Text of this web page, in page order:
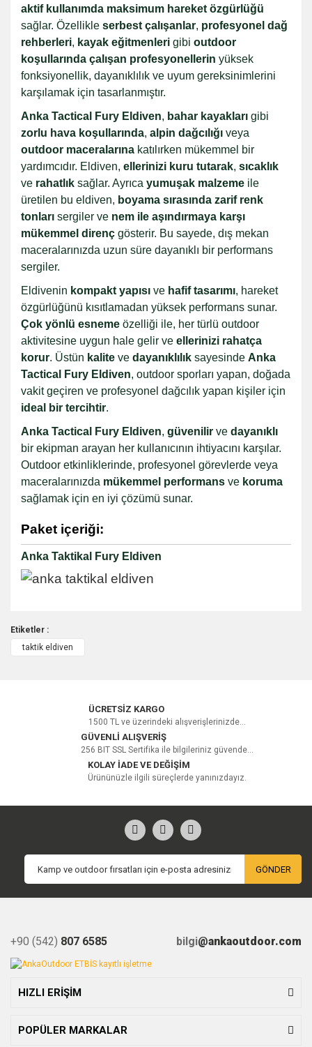
aktif kullanımda maksimum hareket özgürlüğü
sağlar. Özellikle serbest çalışanlar, profesyonel dağ
rehberleri, kayak eğitmenleri gibi outdoor
koşullarında çalışan profesyonellerin yüksek
fonksiyonellik, dayanıklılık ve uyum gereksinimlerini
karşılamak için tasarlanmıştır.
Anka Tactical Fury Eldiven, bahar kayakları gibi
zorlu hava koşullarında, alpin dağcılığı veya
outdoor maceralarına katılırken mükemmel bir
yardımcıdır. Eldiven, ellerinizi kuru tutarak, sıcaklık
ve rahatlık sağlar. Ayrıca yumuşak malzeme ile
üretilen bu eldiven, boyama sırasında zarif renk
tonları sergiler ve nem ile aşındırmaya karşı
mükemmel direnç gösterir. Bu sayede, dış mekan
maceralarınızda uzun süre dayanıklı bir performans
sergiler.
Eldivenin kompakt yapısı ve hafif tasarımı, hareket
özgürlüğünü kısıtlamadan yüksek performans sunar.
Çok yönlü esneme özelliği ile, her türlü outdoor
aktivitesine uygun hale gelir ve ellerinizi rahatça
korur. Üstün kalite ve dayanıklılık sayesinde Anka
Tactical Fury Eldiven, outdoor sporları yapan, doğada
vakit geçiren ve profesyonel dağcılık yapan kişiler için
ideal bir tercihtir.
Anka Tactical Fury Eldiven, güvenilir ve dayanıklı
bir ekipman arayan her kullanıcının ihtiyacını karşılar.
Outdoor etkinliklerinde, profesyonel görevlerde veya
maceralarınızda mükemmel performans ve koruma
sağlamak için en iyi çözümü sunar.
Paket içeriği:
Anka Taktikal Fury Eldiven
Etiketler :
taktik eldiven
ÜCRETSİZ KARGO
1500 TL ve üzerindeki alışverişlerinizde...
GÜVENLİ ALIŞVERİŞ
256 BIT SSL Sertifika ile bilgileriniz güvende...
KOLAY İADE VE DEĞİŞİM
Ürününüzle ilgili süreçlerde yanınızdayız.
GÖNDER
+90 (542) 807 6585 bilgi@ankaoutdoor.com
HIZLI ERİŞİM
POPÜLER MARKALAR